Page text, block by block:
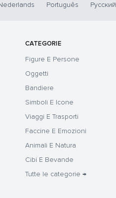
Português Русский
CATEGORIE
Figure E Persone
Oggetti
Bandiere
Simboli E Icone
Viaggi E Trasporti
Faccine E Emozioni
Animali E Natura
Cibi E Bevande
Tutte le categorie →